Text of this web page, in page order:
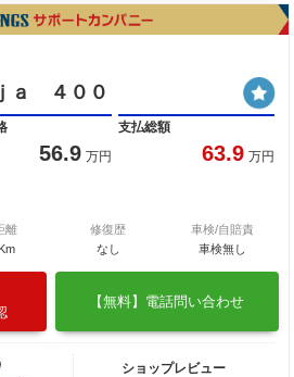
ａ ４００
56.9 万円
支払総額
63.9 万円
離
修復歴
なし
車検/自賠責
車検無し
【無料】電話問い合わせ
ショップレビュー